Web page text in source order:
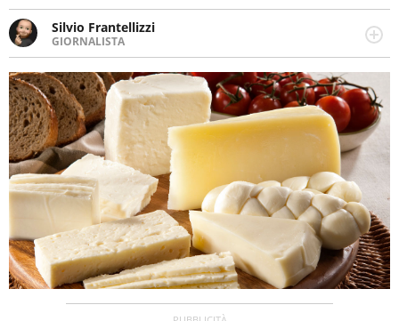
Silvio Frantellizzi
GIORNALISTA
Giornalista pubblicista. Da oltre dieci anni si occupa di
informazione sul web, scrivendo di sport, attualità,
cronaca, motori, spettacolo e videogame.